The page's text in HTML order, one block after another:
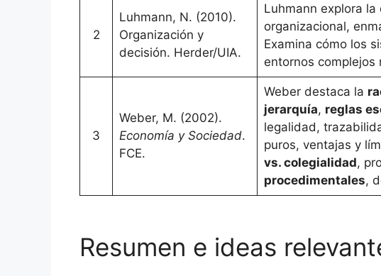
2
Luhmann, N. (2010).
Organización y
decisión. Herder/UIA.
Luhmann explora
organizacional,
Examina cómo los
entornos
3
Weber, M. (2002).
Economía y Sociedad.
FCE.
Weber destaca la
jerarquía, reglas
legalidad,
puros, ventajas y
vs. colegialidad,
procedimentales,
Resumen e ideas